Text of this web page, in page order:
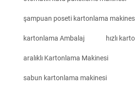
şampuan poseti kartonlama
kartonlama Ambalaj hızlı
aralıklı Kartonlama Makinesi
sabun kartonlama makinesi